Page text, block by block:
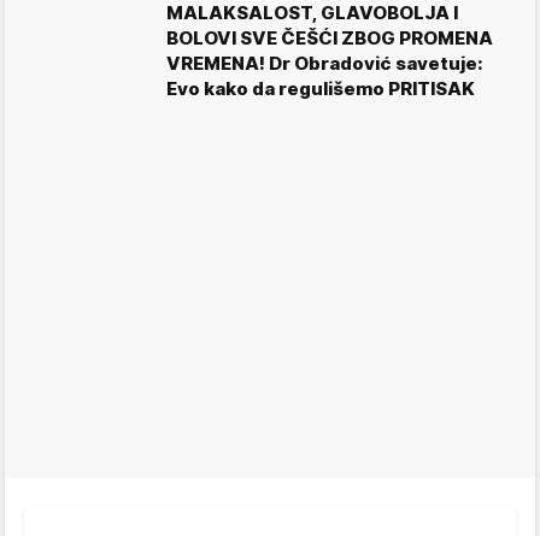
MALAKSALOST, GLAVOBOLJA I
BOLOVI SVE ČEŠĆI ZBOG PROMENA
VREMENA! Dr Obradović savetuje:
Evo kako da regulišemo PRITISAK